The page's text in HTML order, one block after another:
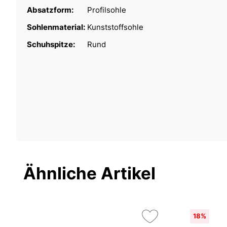
Absatzform:
Profilsohle
Sohlenmaterial: Kunststoffsohle
Schuhspitze:
Rund
Ähnliche Artikel
18%